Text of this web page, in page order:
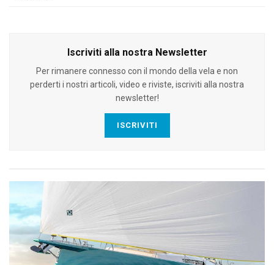
Iscriviti alla nostra Newsletter
Per rimanere connesso con il mondo della vela e non
perderti i nostri articoli, video e riviste, iscriviti alla nostra
newsletter!
ISCRIVITI